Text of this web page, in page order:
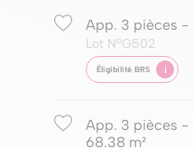
App. 3 pièces -
Lot NºG502
Éligibilité BRS i
App. 3 pièces -
68.38 m²